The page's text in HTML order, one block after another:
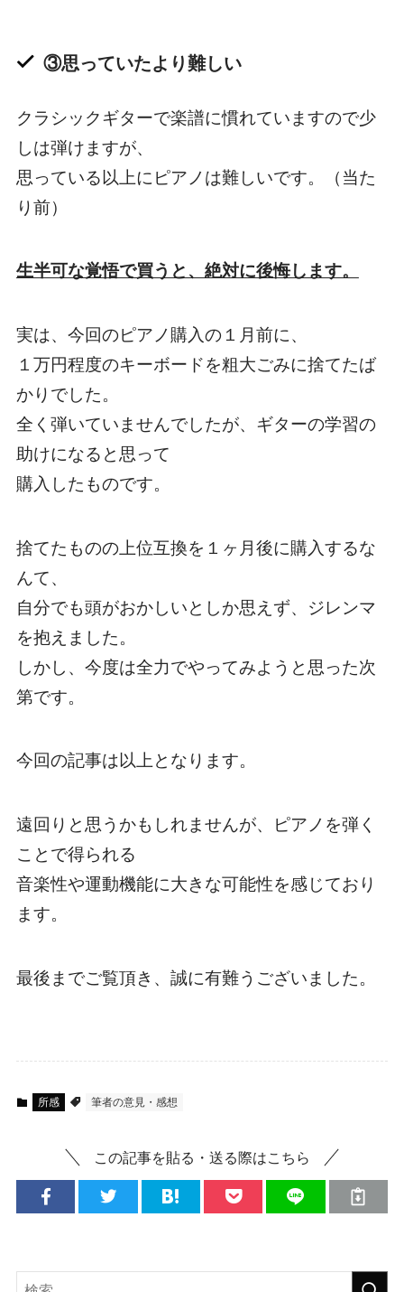
③思っていたより難しい
クラシックギターで楽譜に慣れていますので少
しは弾けますが、
思っている以上にピアノは難しいです。（当た
り前）
生半可な覚悟で買うと、絶対に後悔します。
実は、今回のピアノ購入の１月前に、
１万円程度のキーボードを粗大ごみに捨てたば
かりでした。
全く弾いていませんでしたが、ギターの学習の
助けになると思って
購入したものです。
捨てたものの上位互換を１ヶ月後に購入するな
んて、
自分でも頭がおかしいとしか思えず、ジレンマ
を抱えました。
しかし、今度は全力でやってみようと思った次
第です。
今回の記事は以上となります。
遠回りと思うかもしれませんが、ピアノを弾く
ことで得られる
音楽性や運動機能に大きな可能性を感じており
ます。
最後までご覧頂き、誠に有難うございました。
所感 筆者の意見・感想
この記事を貼る・送る際はこちら